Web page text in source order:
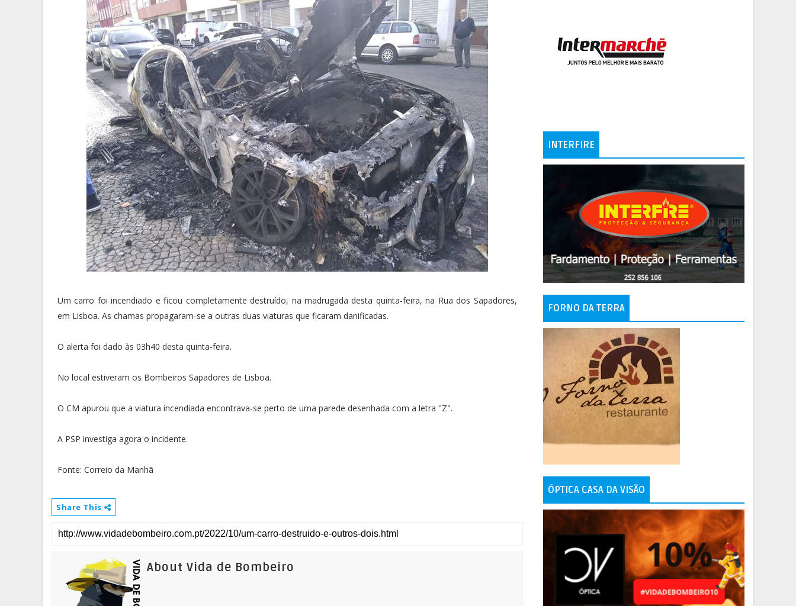
Um carro foi incendiado e ficou completamente destruído, na madrugada desta quinta-feira, na Rua dos Sapadores,
em Lisboa. As chamas propagaram-se a outras duas viaturas que ficaram danificadas.
O alerta foi dado às 03h40 desta quinta-feira.
No local estiveram os Bombeiros Sapadores de Lisboa.
O CM apurou que a viatura incendiada encontrava-se perto de uma parede desenhada com a letra "Z".
A PSP investiga agora o incidente.
Fonte: Correio da Manhã
Share This
About Vida de Bombeiro
INTERFIRE
FORNO DA TERRA
ÓPTICA CASA DA VISÃO